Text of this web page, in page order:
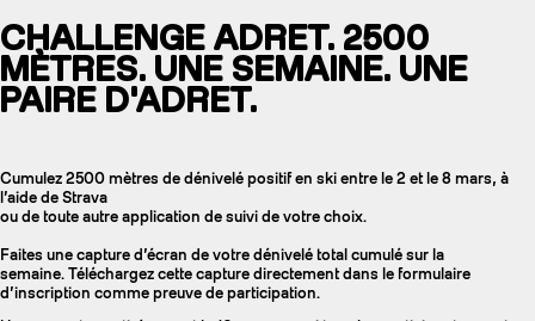
CHALLENGE ADRET. 2500
MÈTRES. UNE SEMAINE. UNE
PAIRE D'ADRET.
Cumulez 2500 mètres de dénivelé positif en ski entre le 2 et le 8 mars, à
l’aide de Strava
ou de toute autre application de suivi de votre choix.
Faites une capture d’écran de votre dénivelé total cumulé sur la
semaine. Téléchargez cette capture directement dans le formulaire
d’inscription comme preuve de participation.